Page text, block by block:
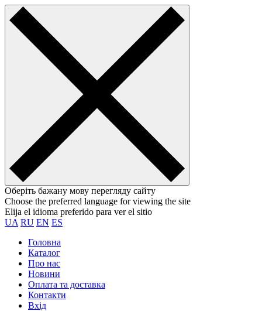
Оберіть бажану мову перегляду сайту
Choose the preferred language for viewing the site
Elija el idioma preferido para ver el sitio
UA RU EN ES
Головна
Каталог
Про нас
Новини
Оплата та доставка
Контакти
Вхiд